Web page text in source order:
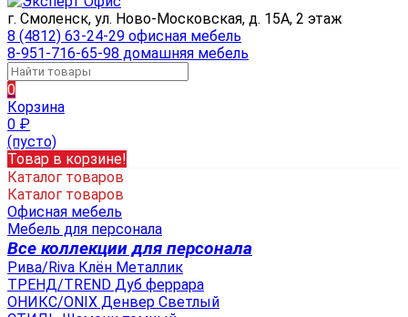
г. Смоленск, ул. Ново-Московская, д. 15А, 2 этаж
8 (4812) 63-24-29 офисная мебель
8-951-716-65-98 домашняя мебель
0
Корзина
0 ₽
(пусто)
Товар в корзине!
Каталог товаров
Каталог товаров
Офисная мебель
Мебель для персонала
Все коллекции для персонала
Рива/Riva Клён Металлик
ТРЕНД/TREND Дуб феррара
ОНИКС/ONIX Денвер Светлый